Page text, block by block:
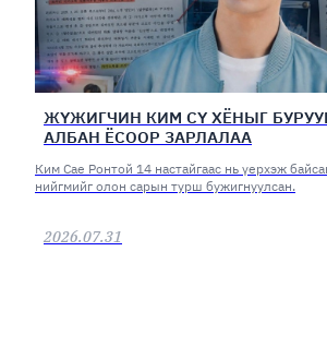
ЖҮЖИГЧИН КИМ СҮ ХЁНЫГ
АЛБАН ЁСООР ЗАРЛАЛАА
Ким Сае Ронтой 14 настайгаас нь үерхэж
нийгмийг олон сарын турш бужигнуулсан.
2026.07.31